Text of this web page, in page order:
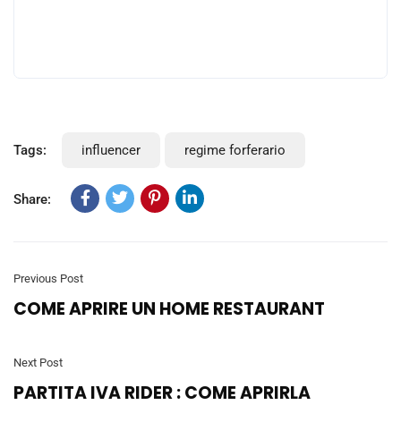
Tags: influencer regime forferario
Share:
Previous Post
COME APRIRE UN HOME RESTAURANT
Next Post
PARTITA IVA RIDER : COME APRIRLA